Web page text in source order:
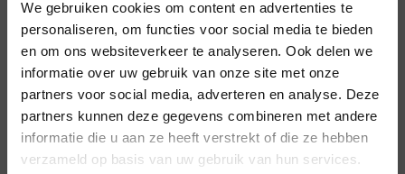
We gebruiken cookies om content en advertenties te
personaliseren, om functies voor social media te bieden
en om ons websiteverkeer te analyseren. Ook delen we
informatie over uw gebruik van onze site met onze
partners voor social media, adverteren en analyse. Deze
partners kunnen deze gegevens combineren met andere
informatie die u aan ze heeft verstrekt of die ze hebben
verzameld op basis van uw gebruik van hun services.
Noord Holland
Zuid Holland
Noord Brabant
Gelderland
Utrecht
Overijssel
Zeeland
Amsterdam
Almere
Hillegom
Den Bosch
Eindhoven
Den Haag
Leiden
Middelburg
Nijmegen
Roosendaal
Rotterdam